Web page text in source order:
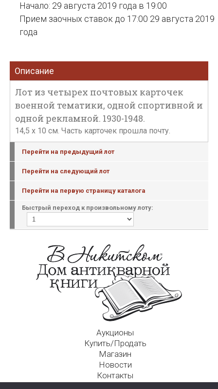
Начало: 29 августа 2019 года в 19:00
Прием заочных ставок до 17:00 29 августа 2019
года
Описание
Лот из четырех почтовых карточек
военной тематики, одной спортивной и
одной рекламной. 1930-1948.
14,5 x 10 см. Часть карточек прошла почту.
Перейти на предыдущий лот
Перейти на следующий лот
Перейти на первую страницу каталога
Быстрый переход к произвольному лоту:
Аукционы
Купить/Продать
Магазин
Новости
Контакты